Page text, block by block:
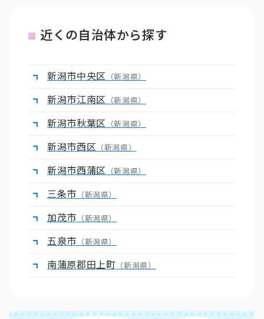
近くの自治体から探す
新潟市中央区 （新潟県）
新潟市江南区 （新潟県）
新潟市秋葉区 （新潟県）
新潟市西区 （新潟県）
新潟市西蒲区 （新潟県）
三条市 （新潟県）
加茂市 （新潟県）
五泉市 （新潟県）
南蒲原郡田上町 （新潟県）